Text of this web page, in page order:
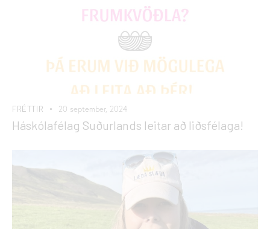
FRÉTTIR 20 september, 2024
Háskólafélag Suðurlands leitar að liðsfélaga!